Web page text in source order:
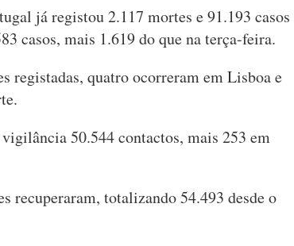
já registou 2.117 mortes e 91.193 casos
casos, mais 1.619 do que na terça-feira.
registadas, quatro ocorreram em Lisboa e
50.544 contactos, mais 253 em
recuperaram, totalizando 54.493 desde o